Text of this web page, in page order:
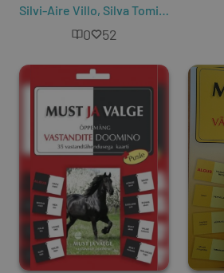
kuldraamat
Silvi-Aire Villo, Silva Tomingas
0 52